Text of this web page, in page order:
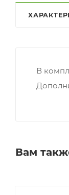
В
Вам